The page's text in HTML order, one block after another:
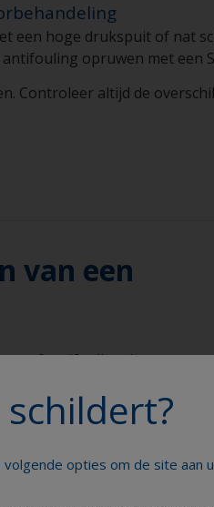
een hoge drukspuit of nat
opruwen met een
Controleer altijd de
van een
of antifouling, het
afplakken.
volgende opties om de site aan